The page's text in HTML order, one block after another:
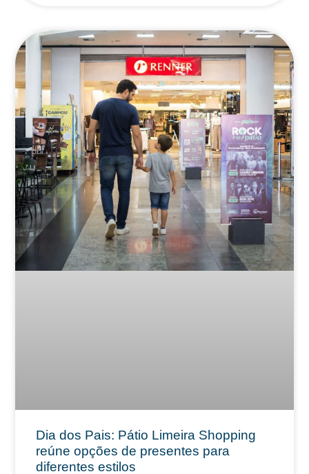
Dia dos Pais: Pátio Limeira Shopping
reúne opções de presentes para
diferentes estilos